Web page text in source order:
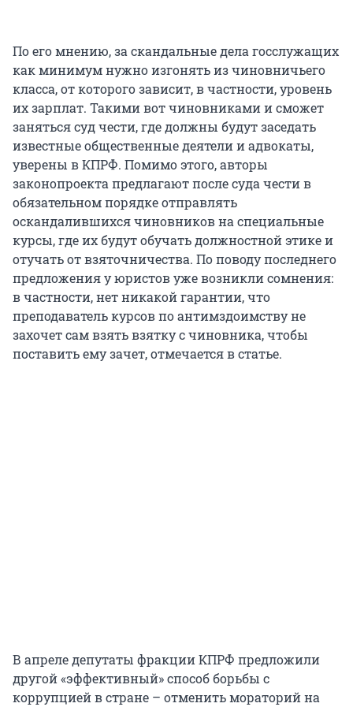
По его мнению, за скандальные дела госслужащих
как минимум нужно изгонять из чиновничьего
класса, от которого зависит, в частности, уровень
их зарплат. Такими вот чиновниками и сможет
заняться суд чести, где должны будут заседать
известные общественные деятели и адвокаты,
уверены в КПРФ. Помимо этого, авторы
законопроекта предлагают после суда чести в
обязательном порядке отправлять
оскандалившихся чиновников на специальные
курсы, где их будут обучать должностной этике и
отучать от взяточничества. По поводу последнего
предложения у юристов уже возникли сомнения:
в частности, нет никакой гарантии, что
преподаватель курсов по антимздоимству не
захочет сам взять взятку с чиновника, чтобы
поставить ему зачет, отмечается в статье.
В апреле депутаты фракции КПРФ предложили
другой «эффективный» способ борьбы с
коррупцией в стране – отменить мораторий на